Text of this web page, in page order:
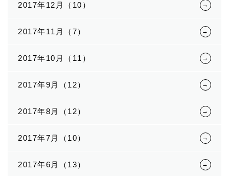
2017年12月（10）
2017年11月（7）
2017年10月（11）
2017年9月（12）
2017年8月（12）
2017年7月（10）
2017年6月（13）